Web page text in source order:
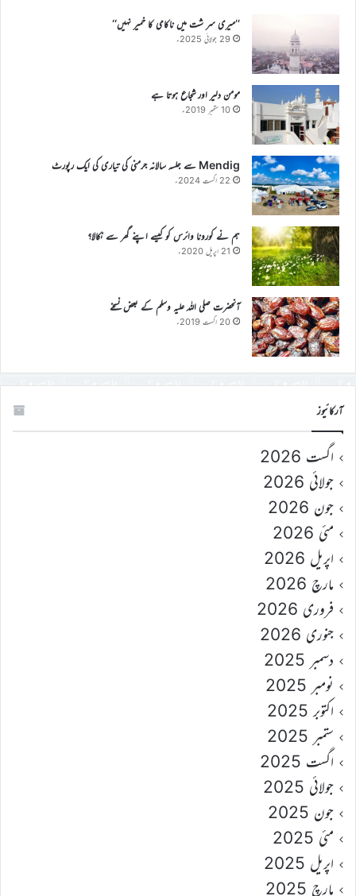
’’میری سر شت میں ناکامی کا خمیر نہیں‘‘
29 جولائی 2025ء
مومن دلیر اور شجاع ہوتا ہے
10 ستمبر 2019ء
Mendig سے جلسہ سالانہ جرمنی کی تیاری کی ایک رپورٹ
22 اگست 2024ء
ہم نے کورونا وائرس کو کیسے اپنے گھر سے نکالا؟
21 اپریل 2020ء
آنحضرت صلی اللہ علیہ وسلم کے بعض نسخے
20 اگست 2019ء
آرکائیوز
اگست 2026
جولائی 2026
جون 2026
مئی 2026
اپریل 2026
مارچ 2026
فروری 2026
جنوری 2026
دسمبر 2025
نومبر 2025
اکتوبر 2025
ستمبر 2025
اگست 2025
جولائی 2025
جون 2025
مئی 2025
اپریل 2025
مارچ 2025